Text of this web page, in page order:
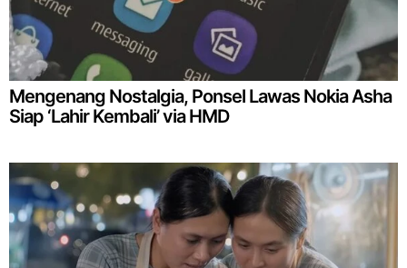
Mengenang Nostalgia, Ponsel Lawas Nokia Asha
Siap ‘Lahir Kembali’ via HMD